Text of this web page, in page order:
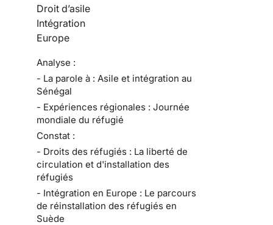
Droit d’asile
Intégration
Europe
Analyse :
- La parole à : Asile et intégration au
Sénégal
- Expériences régionales : Journée
mondiale du réfugié
Constat :
- Droits des réfugiés : La liberté de
circulation et d'installation des
réfugiés
- Intégration en Europe : Le parcours
de réinstallation des réfugiés en
Suède